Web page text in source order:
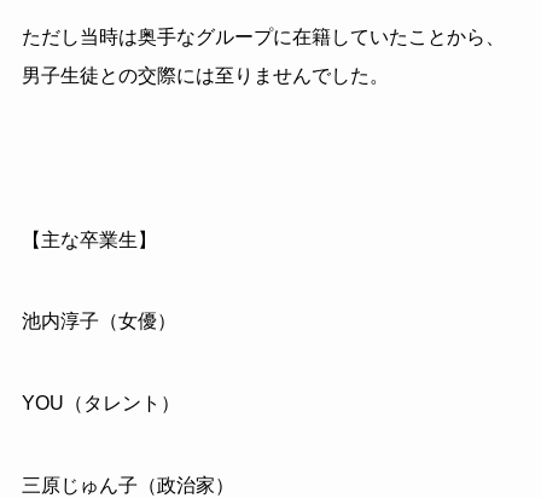
ただし当時は奥手なグループに在籍していたことから、
男子生徒との交際には至りませんでした。
【主な卒業生】
池内淳子（女優）
YOU（タレント）
三原じゅん子（政治家）